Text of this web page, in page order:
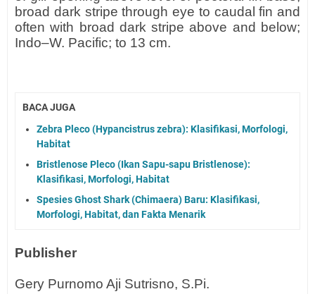
broad dark stripe through eye to caudal fin and
often with broad dark stripe above and below;
Indo–W. Pacific; to 13 cm.
BACA JUGA
Zebra Pleco (Hypancistrus zebra): Klasifikasi, Morfologi,
Habitat
Bristlenose Pleco (Ikan Sapu-sapu Bristlenose):
Klasifikasi, Morfologi, Habitat
Spesies Ghost Shark (Chimaera) Baru: Klasifikasi,
Morfologi, Habitat, dan Fakta Menarik
Publisher
Gery Purnomo Aji Sutrisno, S.Pi.